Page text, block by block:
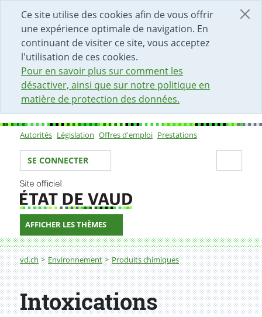
Ce site utilise des cookies afin de vous offrir
une expérience optimale de navigation. En
continuant de visiter ce site, vous acceptez
l'utilisation de ces cookies.
Pour en savoir plus sur comment les
désactiver, ainsi que sur notre politique en
matière de protection des données.
DÉBUT DU CONTENU DE LA PAGE
ACCÈS AU CHAMP DE RECHERCHE
PAGE D'ACCUEIL
FORMULAIRE DE CONTACT
Sous-navigation
Autorités Législation Offres d'emploi Prestations
Votre identité
SE CONNECTER
AFFICHER LES THÈMES
Fil d'Ariane
vd.ch Environnement Produits chimiques
Intoxications
Intoxications